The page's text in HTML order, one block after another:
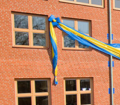
Ismerjen meg
Látogatás egy
A Szcientológia
Bevezetés a